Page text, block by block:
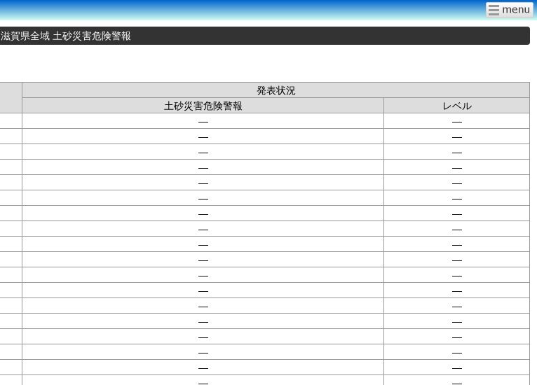
滋賀県全域 土砂災害危険警報
発表状況
土砂災害危険警報
レベル
—
—
—
—
—
—
—
—
—
—
—
—
—
—
—
—
— —
—
—
—
—
—
—
—
—
—
—
—
—
—
—
—
—